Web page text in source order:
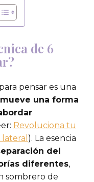
de 6
pensar es una
una forma
Revoluciona tu
). La esencia
del
diferentes,
sombrero de